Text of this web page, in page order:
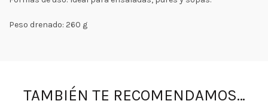
Peso drenado: 260 g
TAMBIÉN TE RECOMENDAMOS…